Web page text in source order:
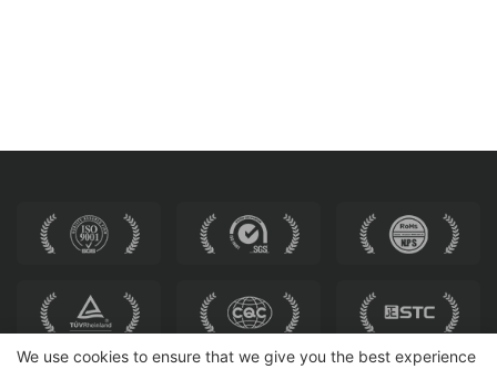
We use cookies to ensure that we give you the best experience